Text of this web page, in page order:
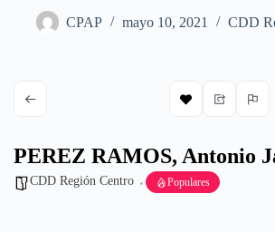
CPAP mayo 10, 2021 CDD
PEREZ RAMOS, Antonio
CDD Región Centro Populares